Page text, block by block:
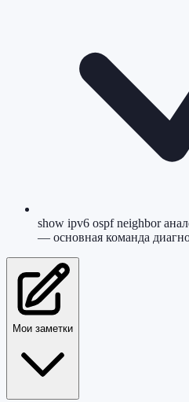
show ipv6 ospf neighbor
— основная команда
Мои заметки